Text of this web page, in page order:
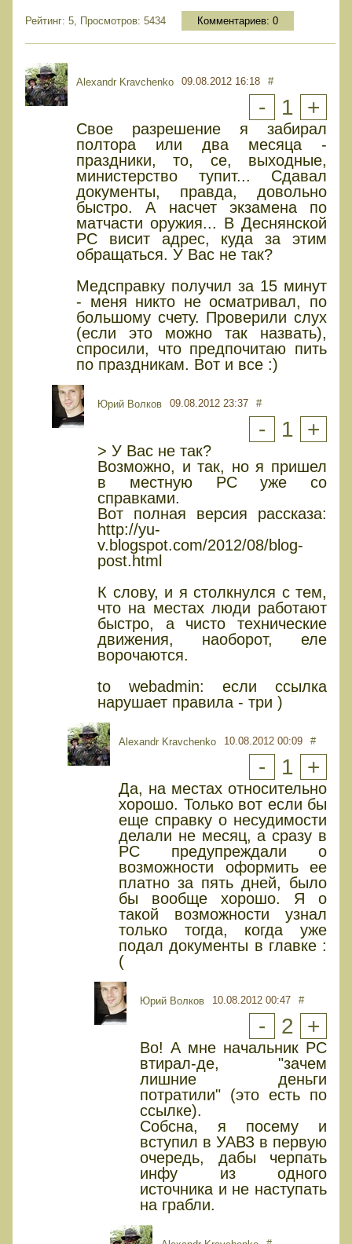
Рейтинг: 5, Просмотров: 5434 Комментариев: 0
Alexandr Kravchenko 09.08.2012 16:18 #
- 1 +
Свое разрешение я забирал
полтора или два месяца -
праздники, то, се, выходные,
министерство тупит... Сдавал
документы, правда, довольно
быстро. А насчет экзамена по
матчасти оружия... В Деснянской
РС висит адрес, куда за этим
обращаться. У Вас не так?
Медсправку получил за 15 минут
- меня никто не осматривал, по
большому счету. Проверили слух
(если это можно так назвать),
спросили, что предпочитаю пить
по праздникам. Вот и все :)
Юрий Волков 09.08.2012 23:37 #
- 1 +
> У Вас не так?
Возможно, и так, но я пришел
в местную РС уже со
справками.
Вот полная версия рассказа:
http://yu-
v.blogspot.com/2012/08/blog-
post.html
К слову, и я столкнулся с тем,
что на местах люди работают
быстро, а чисто технические
движения, наоборот, еле
ворочаются.
to webadmin: если ссылка
нарушает правила - три )
Alexandr Kravchenko 10.08.2012 00:09 #
- 1 +
Да, на местах относительно
хорошо. Только вот если бы
еще справку о несудимости
делали не месяц, а сразу в
РС предупреждали о
возможности оформить ее
платно за пять дней, было
бы вообще хорошо. Я о
такой возможности узнал
только тогда, когда уже
подал документы в главке :
(
Юрий Волков 10.08.2012 00:47 #
- 2 +
Во! А мне начальник РС
втирал-де, "зачем
лишние деньги
потратили" (это есть по
ссылке).
Собсна, я посему и
вступил в УАВЗ в первую
очередь, дабы черпать
инфу из одного
источника и не наступать
на грабли.